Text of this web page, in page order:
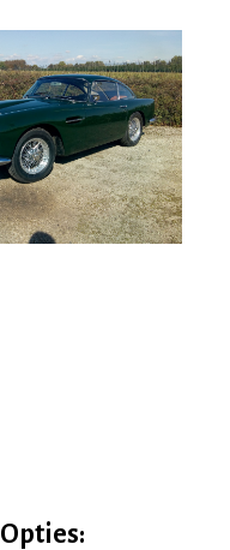
Opties: